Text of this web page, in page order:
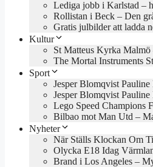
Lediga jobb i Karlstad –
Rollistan i Beck – Den
Gratis julbilder att ladda
Kultur
St Matteus Kyrka
The Mortal Instruments
Sport
Jesper Blomqvist
Jesper Blomqvist
Lego Speed Champions
Bilbao mot Man Utd –
Nyheter
När Ställs Klockan Om
Olycka E18 Idag
Brand i Los Angeles –